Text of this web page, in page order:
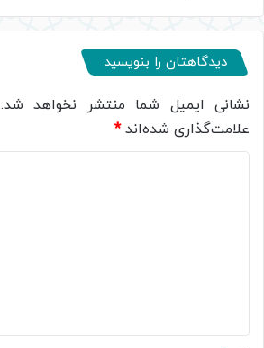
دیدگاهتان را بنویسید
نشانی ایمیل شما منتشر نخواهد شد.
علامت‌گذاری شده‌اند*